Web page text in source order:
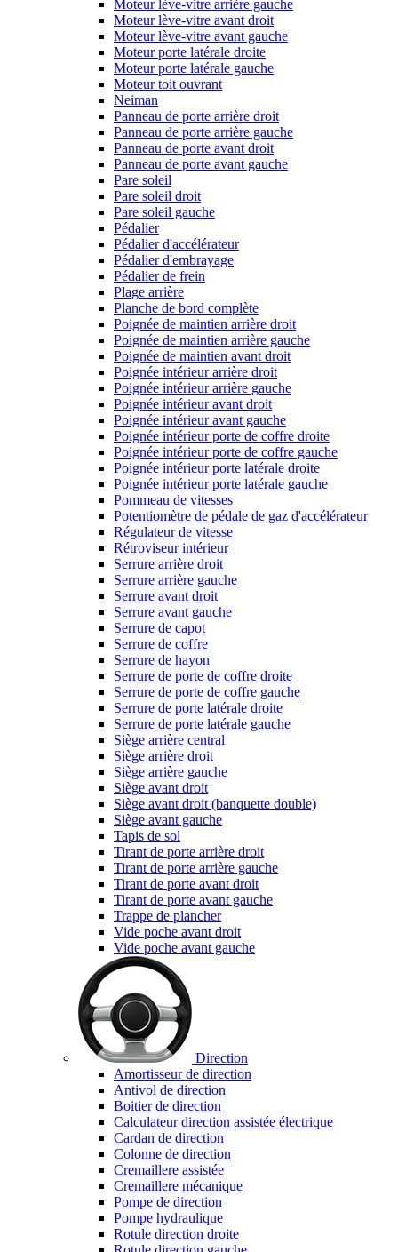
Moteur lève-vitre arrière gauche
Moteur lève-vitre avant droit
Moteur lève-vitre avant gauche
Moteur porte latérale droite
Moteur porte latérale gauche
Moteur toit ouvrant
Neiman
Panneau de porte arrière droit
Panneau de porte arrière gauche
Panneau de porte avant droit
Panneau de porte avant gauche
Pare soleil
Pare soleil droit
Pare soleil gauche
Pédalier
Pédalier d'accélérateur
Pédalier d'embrayage
Pédalier de frein
Plage arrière
Planche de bord complète
Poignée de maintien arrière droit
Poignée de maintien arrière gauche
Poignée de maintien avant droit
Poignée intérieur arrière droit
Poignée intérieur arrière gauche
Poignée intérieur avant droit
Poignée intérieur avant gauche
Poignée intérieur porte de coffre droite
Poignée intérieur porte de coffre gauche
Poignée intérieur porte latérale droite
Poignée intérieur porte latérale gauche
Pommeau de vitesses
Potentiomètre de pédale de gaz d'accélérateur
Régulateur de vitesse
Rétroviseur intérieur
Serrure arrière droit
Serrure arrière gauche
Serrure avant droit
Serrure avant gauche
Serrure de capot
Serrure de coffre
Serrure de hayon
Serrure de porte de coffre droite
Serrure de porte de coffre gauche
Serrure de porte latérale droite
Serrure de porte latérale gauche
Siège arrière central
Siège arrière droit
Siège arrière gauche
Siège avant droit
Siège avant droit (banquette double)
Siège avant gauche
Tapis de sol
Tirant de porte arrière droit
Tirant de porte arrière gauche
Tirant de porte avant droit
Tirant de porte avant gauche
Trappe de plancher
Vide poche avant droit
Vide poche avant gauche
Direction
Amortisseur de direction
Antivol de direction
Boitier de direction
Calculateur direction assistée électrique
Cardan de direction
Colonne de direction
Cremaillere assistée
Cremaillere mécanique
Pompe de direction
Pompe hydraulique
Rotule direction droite